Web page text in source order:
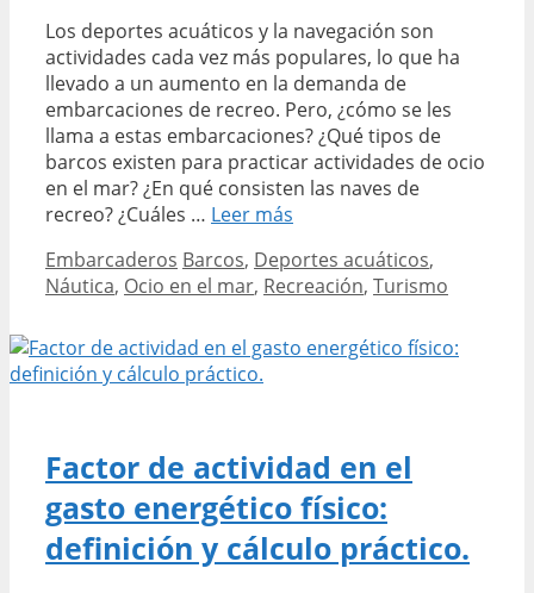
Los deportes acuáticos y la navegación son
actividades cada vez más populares, lo que ha
llevado a un aumento en la demanda de
embarcaciones de recreo. Pero, ¿cómo se les
llama a estas embarcaciones? ¿Qué tipos de
barcos existen para practicar actividades de ocio
en el mar? ¿En qué consisten las naves de
recreo? ¿Cuáles … Leer más
elegir
la
de
y
precios
en
Galicia
Categories
Embarcaderos Tags
Barcos, Deportes acuáticos,
Náutica, Ocio en el mar, Recreación, Turismo
Factor de actividad en el
gasto energético físico:
definición y cálculo práctico.